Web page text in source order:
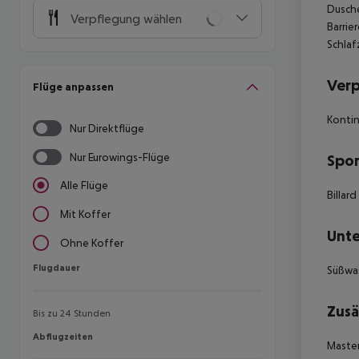
Verpflegung wählen
Flüge anpassen
Nur Direktflüge
Nur Eurowings-Flüge
Alle Flüge
Mit Koffer
Ohne Koffer
Flugdauer
Flugdauer
Bis zu 24 Stunden
Abflugzeiten
Abflugzeiten
Billard